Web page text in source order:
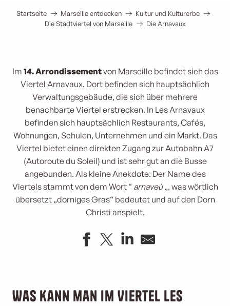
Startseite Marseille entdecken
Kultur und Kulturerbe
Die Stadtviertel von Marseille
Die Arnavaux
Im 14. Arrondissementvon Marseille befindet sich das
Viertel Arnavaux. Dort befinden sich hauptsächlich
Verwaltungsgebäude, die sich über mehrere
benachbarte Viertel erstrecken. In Les Arnavaux
befinden sich hauptsächlich Restaurants, Cafés,
Wohnungen, Schulen, Unternehmen und ein Markt. Das
Viertel bietet einen direkten Zugang zur Autobahn A7
(Autoroute du Soleil) und ist sehr gut an die Busse
angebunden. Als kleine Anekdote: Der Name des
Viertels stammt von dem Wort “ arnaveù„, was wörtlich
übersetzt „dorniges Gras“ bedeutet und auf den Dorn
Christi anspielt.
Was kann man im Viertel Les